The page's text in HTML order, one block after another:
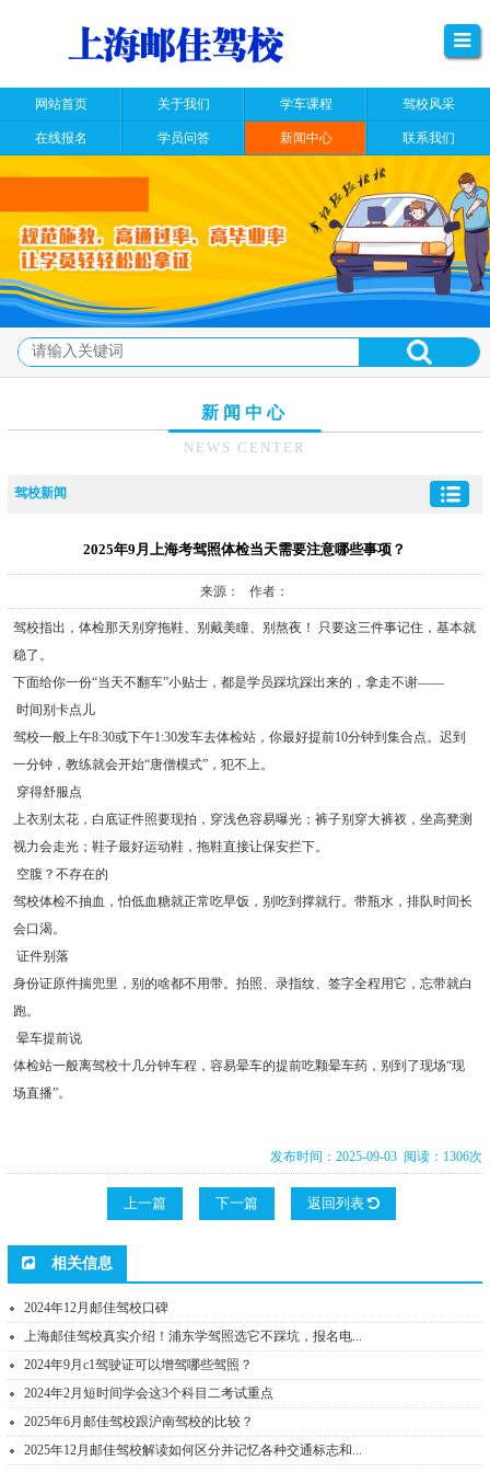
网站首页 关于我们 学车课程 驾校风采
在线报名 学员问答 新闻中心 联系我们
新闻中心
NEWS CENTER
驾校新闻
2025年9月上海考驾照体检当天需要注意哪些事项？
来源： 作者：
驾校指出，体检那天别穿拖鞋、别戴美瞳、别熬夜！ 只要这三件事记住，基本就
稳了。
下面给你一份“当天不翻车”小贴士，都是学员踩坑踩出来的，拿走不谢——
时间别卡点儿
驾校一般上午8:30或下午1:30发车去体检站，你最好提前10分钟到集合点。迟到
一分钟，教练就会开始“唐僧模式”，犯不上。
穿得舒服点
上衣别太花，白底证件照要现拍，穿浅色容易曝光；裤子别穿大裤衩，坐高凳测
视力会走光；鞋子最好运动鞋，拖鞋直接让保安拦下。
空腹？不存在的
驾校体检不抽血，怕低血糖就正常吃早饭，别吃到撑就行。带瓶水，排队时间长
会口渴。
证件别落
身份证原件揣兜里，别的啥都不用带。拍照、录指纹、签字全程用它，忘带就白
跑。
晕车提前说
体检站一般离驾校十几分钟车程，容易晕车的提前吃颗晕车药，别到了现场“现
场直播”。
发布时间：2025-09-03 阅读：1306次
上一篇 下一篇 返回列表
相关信息
2024年12月邮佳驾校口碑
上海邮佳驾校真实介绍！浦东学驾照选它不踩坑，报名电...
2024年9月c1驾驶证可以增驾哪些驾照？
2024年2月短时间学会这3个科目二考试重点
2025年6月邮佳驾校跟沪南驾校的比较？
2025年12月邮佳驾校解读如何区分并记忆各种交通标志和...